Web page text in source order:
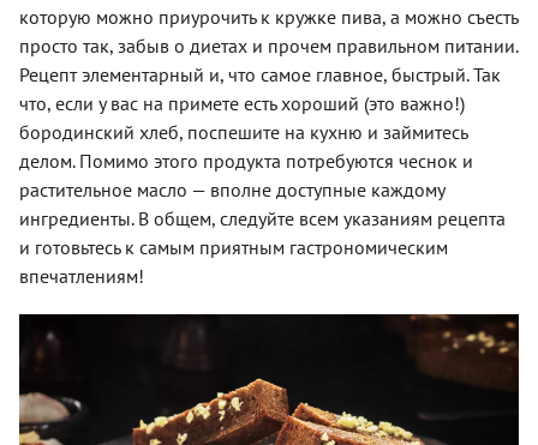
которую можно приурочить к кружке пива, а можно съесть
просто так, забыв о диетах и прочем правильном питании.
Рецепт элементарный и, что самое главное, быстрый. Так
что, если у вас на примете есть хороший (это важно!)
бородинский хлеб, поспешите на кухню и займитесь
делом. Помимо этого продукта потребуются чеснок и
растительное масло — вполне доступные каждому
ингредиенты. В общем, следуйте всем указаниям рецепта
и готовьтесь к самым приятным гастрономическим
впечатлениям!